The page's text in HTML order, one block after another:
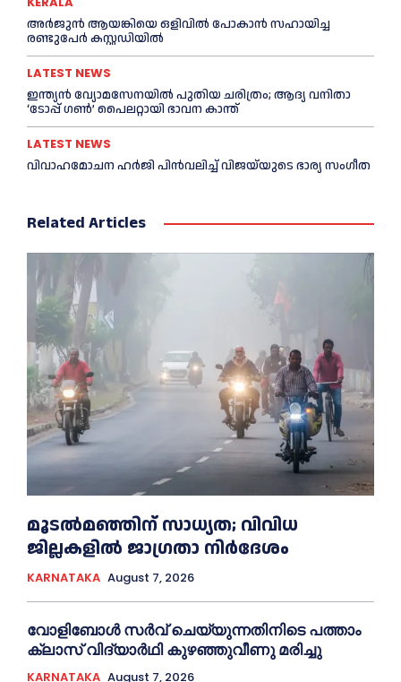
അര്‍ജുന്‍ ആയങ്കിയെ ഒളിവില്‍ പോകാന്‍ സഹായിച്ച
രണ്ടുപേര്‍ കസ്റ്റഡിയില്‍
LATEST NEWS
ഇന്ത്യൻ വ്യോമസേനയില്‍ പുതിയ ചരിത്രം; ആദ്യ വനിതാ
‘ടോപ്പ് ഗണ്‍’ പൈലറ്റായി ഭാവന കാന്ത്
LATEST NEWS
വിവാഹമോചന ഹര്‍ജി പിൻവലിച്ച്‌ വിജയ്‌യുടെ ഭാര്യ സംഗീത
Related Articles
മൂടൽമഞ്ഞിന് സാധ്യത; വിവിധ
ജില്ലകളിൽ ജാഗ്രതാ നിർദേശം
KARNATAKA August 7, 2026
വോളിബോൾ സർവ് ചെയ്യുന്നതിനിടെ പത്താം
ക്ലാസ് വിദ്യാർഥി കുഴഞ്ഞുവീണു മരിച്ചു
KARNATAKA August 7, 2026